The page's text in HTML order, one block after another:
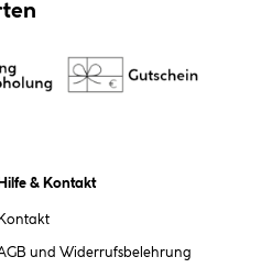
Hilfe & Kontakt
Kontakt
und Widerrufsbelehrung